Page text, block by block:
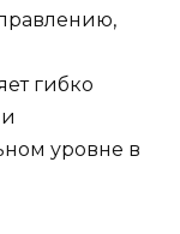
гибко
уровне в